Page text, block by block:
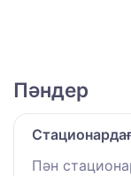
Пәндер
Пән